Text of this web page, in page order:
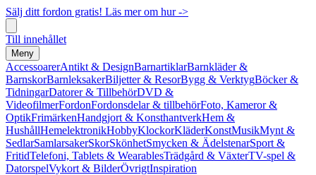
Sälj ditt fordon gratis! Läs mer om hur ->
Till innehållet
Meny
AccessoarerAntikt & DesignBarnartiklarBarnkläder &
BarnskorBarnleksakerBiljetter & ResorBygg & VerktygBöcker &
TidningarDatorer & TillbehörDVD &
VideofilmerFordonFordonsdelar & tillbehörFoto, Kameror &
OptikFrimärkenHandgjort & KonsthantverkHem &
HushållHemelektronikHobbyKlockorKläderKonstMusikMynt &
SedlarSamlarsakerSkorSkönhetSmycken & ÄdelstenarSport &
FritidTelefoni, Tablets & WearablesTrädgård & VäxterTV-spel &
DatorspelVykort & BilderÖvrigtInspiration